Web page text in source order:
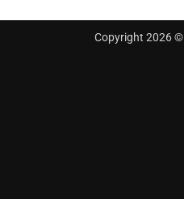
Copyright 2026 ©